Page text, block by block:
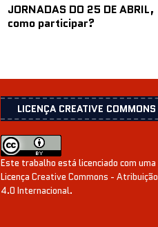
JORNADAS DO 25 DE ABRIL,
como participar?
LICENÇA CREATIVE COMMONS
Este trabalho está licenciado com uma
LicençaCreative Commons - Atribuição
4.0 Internacional.